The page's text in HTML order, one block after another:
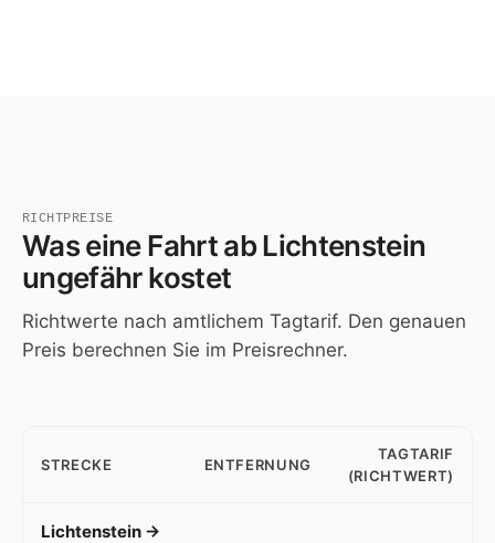
RICHTPREISE
Was eine Fahrt ab Lichtenstein
ungefähr kostet
Richtwerte nach amtlichem Tagtarif. Den genauen
Preis berechnen Sie im Preisrechner.
STRECKE ENTFERNUNG
TAGTARIF
(RICHTWERT)
Lichtenstein →